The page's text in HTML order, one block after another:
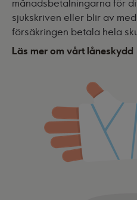
månadsbetalningarna för
sjukskriven eller blir av
försäkringen betala hela
Läs mer om vårt låneskydd